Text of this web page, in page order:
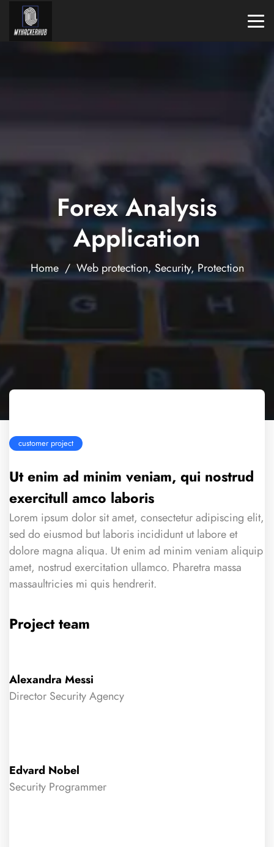
Forex Analysis
Application
Home/Web protection,Security,Protection
customer project
Ut enim ad minim veniam, qui nostrud
exercitull amco laboris
Lorem ipsum dolor sit amet, consectetur adipiscing elit,
sed do eiusmod but laboris incididunt ut labore et
dolore magna aliqua. Ut enim ad minim veniam aliquip
amet, nostrud exercitation ullamco. Pharetra massa
massaultricies mi quis hendrerit.
Project team
Alexandra Messi
Director Security Agency
Edvard Nobel
Security Programmer